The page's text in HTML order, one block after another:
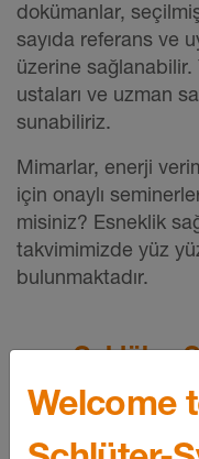
dokümanlar,
sayıda referans ve
üzerine sağlanabilir.
ustaları ve uzman
sunabiliriz.
Mimarlar, enerji
için onaylı
misiniz? Esneklik
takvimimizde yüz
bulunmaktadır.
Schlüter-
Welcome